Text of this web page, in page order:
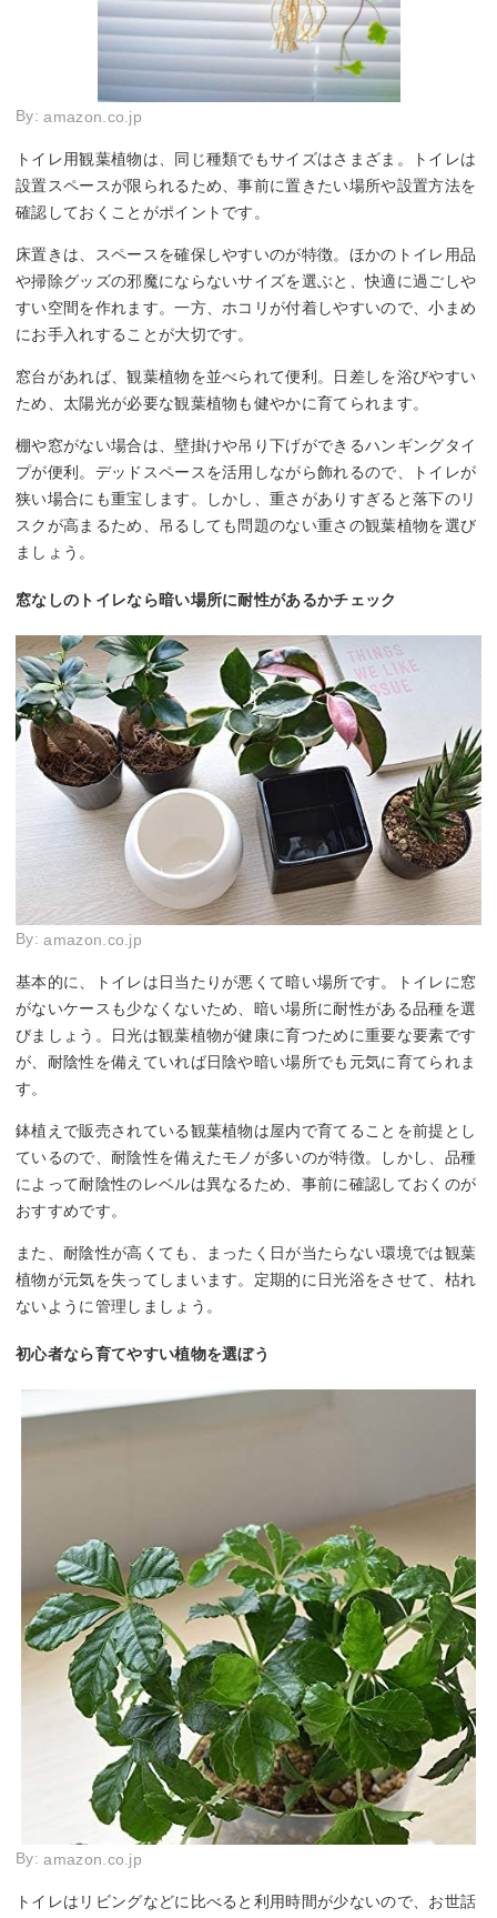
By:amazon.co.jp
トイレ用観葉植物は、同じ種類でもサイズはさまざま。トイレは
設置スペースが限られるため、事前に置きたい場所や設置方法を
確認しておくことがポイントです。
床置きは、スペースを確保しやすいのが特徴。ほかのトイレ用品
や掃除グッズの邪魔にならないサイズを選ぶと、快適に過ごしや
すい空間を作れます。一方、ホコリが付着しやすいので、小まめ
にお手入れすることが大切です。
窓台があれば、観葉植物を並べられて便利。日差しを浴びやすい
ため、太陽光が必要な観葉植物も健やかに育てられます。
棚や窓がない場合は、壁掛けや吊り下げができるハンギングタイ
プが便利。デッドスペースを活用しながら飾れるので、トイレが
狭い場合にも重宝します。しかし、重さがありすぎると落下のリ
スクが高まるため、吊るしても問題のない重さの観葉植物を選び
ましょう。
窓なしのトイレなら暗い場所に耐性があるかチェック
By:amazon.co.jp
基本的に、トイレは日当たりが悪くて暗い場所です。トイレに窓
がないケースも少なくないため、暗い場所に耐性がある品種を選
びましょう。日光は観葉植物が健康に育つために重要な要素です
が、耐陰性を備えていれば日陰や暗い場所でも元気に育てられま
す。
鉢植えで販売されている観葉植物は屋内で育てることを前提とし
ているので、耐陰性を備えたモノが多いのが特徴。しかし、品種
によって耐陰性のレベルは異なるため、事前に確認しておくのが
おすすめです。
また、耐陰性が高くても、まったく日が当たらない環境では観葉
植物が元気を失ってしまいます。定期的に日光浴をさせて、枯れ
ないように管理しましょう。
初心者なら育てやすい植物を選ぼう
By:amazon.co.jp
トイレはリビングなどに比べると利用時間が少ないので、お世話